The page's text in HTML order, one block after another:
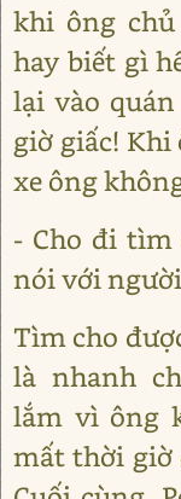
khi ông
hay biết gì
lại vào
giờ giấc!
xe ông
- Cho đi tìm
nói với
Tìm cho
là nhanh
lắm vì ông
mất thời giờ